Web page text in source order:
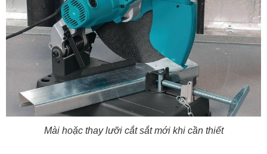
Mài hoặc thay lưỡi cắt sắt mới khi cần thiết